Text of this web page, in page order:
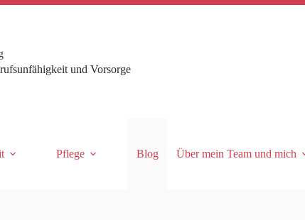
und Vorsorge
Pflege Blog Über mein Team und mich